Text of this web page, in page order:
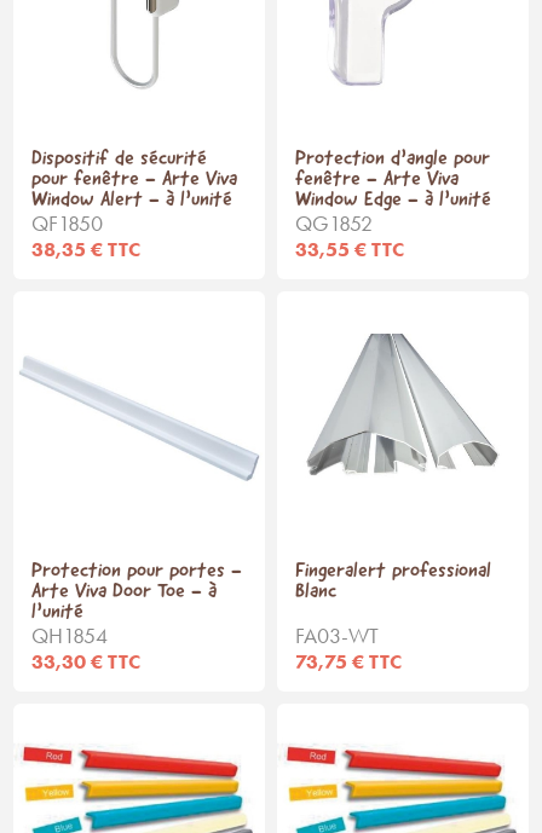
Dispositif de sécurité
pour fenêtre - Arte Viva
Window Alert - à l’unité
QF1850
38,35 € TTC
Protection d’angle pour
fenêtre - Arte Viva
Window Edge - à l’unité
QG1852
33,55 € TTC
Protection pour portes -
Arte Viva Door Toe - à
l’unité
QH1854
33,30 € TTC
Fingeralert professional
Blanc
FA03-WT
73,75 € TTC